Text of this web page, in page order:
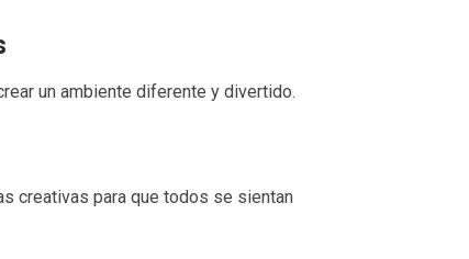
un ambiente diferente y divertido.
creativas para que todos se sientan